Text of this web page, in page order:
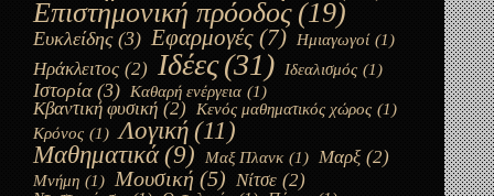
Επιστημονική πρόοδος (19)
Ευκλείδης (3) Εφαρμογές (7) Ημιαγωγοί (1)
Ηράκλειτος (2) Ιδέες(31) Ιδεαλισμός (1)
Ιστορία (3) Καθαρή ενέργεια (1)
Κβαντική φυσική (2) Κενός μαθηματικός χώρος (1)
Κρόνος (1) Λογική(11)
Μαθηματικά (9) Μαξ Πλανκ (1) Μαρξ (2)
Μνήμη (1) Μουσική (5) Νίτσε (2)